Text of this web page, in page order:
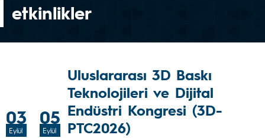
etkinlikler
03
Eylül
05
Eylül
Uluslararası 3D Baskı
Teknolojileri ve Dijital
Endüstri Kongresi (3D-
PTC2026)